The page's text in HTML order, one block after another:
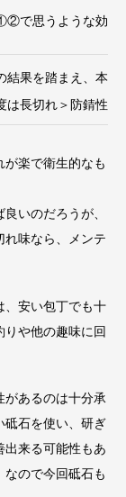
で思うような効果
結果を踏まえ、本命
は長切れ＞防錆性
が楽で衛生的なも
いのだろうが、
れ味なら、メンテ
、安い包丁でも十
や他の趣味に回
があるのは十分承
砥石を使い、研ぎ
出来る可能性もあ
ので今回砥石も